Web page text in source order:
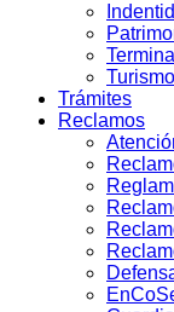
Turismo
Trámites
Reclamos